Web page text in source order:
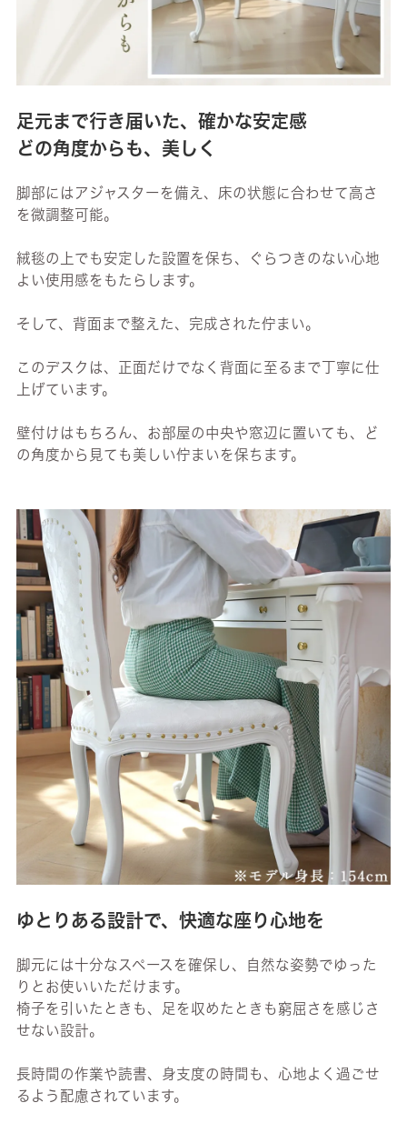
足元まで行き届いた、確かな安定感
どの角度からも、美しく
脚部にはアジャスターを備え、床の状態に合わせて高さ
を微調整可能。
絨毯の上でも安定した設置を保ち、ぐらつきのない心地
よい使用感をもたらします。
そして、背面まで整えた、完成された佇まい。
このデスクは、正面だけでなく背面に至るまで丁寧に仕
上げています。
壁付けはもちろん、お部屋の中央や窓辺に置いても、ど
の角度から見ても美しい佇まいを保ちます。
ゆとりある設計で、快適な座り心地を
脚元には十分なスペースを確保し、自然な姿勢でゆった
りとお使いいただけます。
椅子を引いたときも、足を収めたときも窮屈さを感じさ
せない設計。
長時間の作業や読書、身支度の時間も、心地よく過ごせ
るよう配慮されています。